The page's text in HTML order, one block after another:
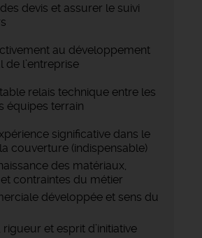
devis et assurer le suivi
au développement
l’entreprise
relais technique entre les
équipes terrain
significative dans le
couverture (indispensable)
des matériaux,
contraintes du métier
développée et sens du
et esprit d’initiative